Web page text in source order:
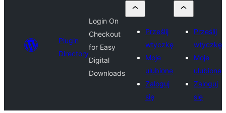
Plugin
Directory
Login On
Checkout
for Easy
Digital
Downloads
Prześlij
wtyczkę
Moje
ulubione
Zaloguj
się
Prześlij
wtyczkę
Moje
ulubione
Zaloguj
się